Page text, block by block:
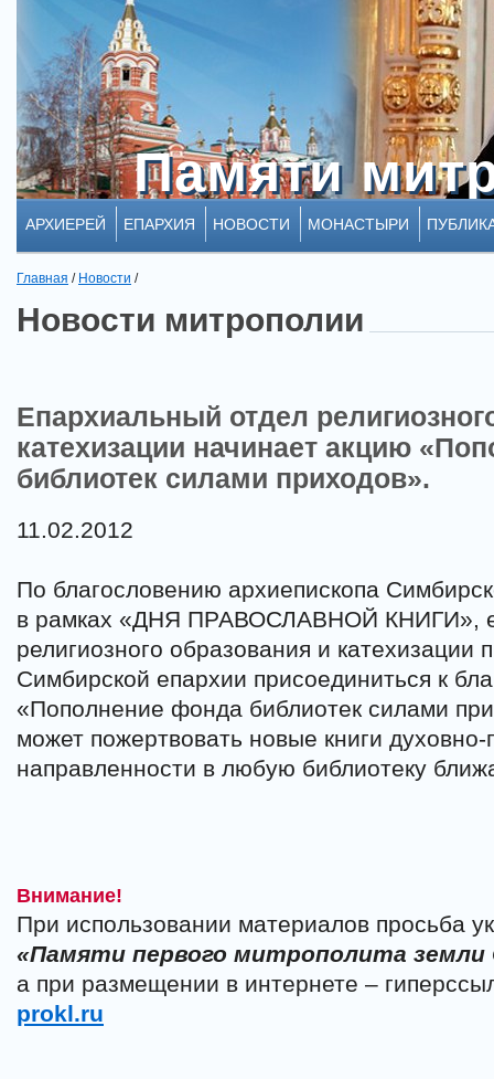
Памяти
Памяти
АРХИЕРЕЙ ЕПАРХИЯ НОВОСТИ МОНАСТЫРИ
Главная / Новости /
Новости митрополии
Епархиальный отдел
катехизации начинает акцию
библиотек силами приходов».
11.02.2012
По благословению архиепископа
в рамках «ДНЯ ПРАВОСЛАВНОЙ КНИГИ»,
религиозного образования и катехизации
Симбирской епархии присоединиться к
«Пополнение фонда библиотек силами
может пожертвовать новые книги духовно-
направленности в любую библиотеку
Внимание!
При использовании материалов просьба
«Памяти первого митрополита земли
а при размещении в интернете –
prokl.ru